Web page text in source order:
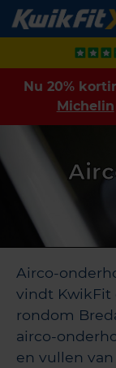
Nu 20%
Michelin
Airco-
vindt KwikFit
rondom
airco-
en vullen